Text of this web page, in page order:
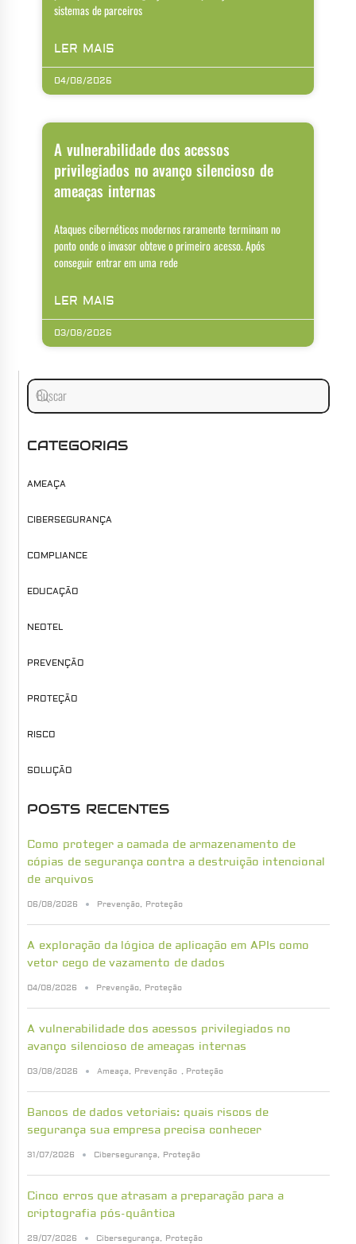
sistemas de parceiros
LER MAIS
04/08/2026
A vulnerabilidade dos acessos
privilegiados no avanço silencioso de
ameaças internas
Ataques cibernéticos modernos raramente terminam no
ponto onde o invasor obteve o primeiro acesso. Após
conseguir entrar em uma rede
LER MAIS
03/08/2026
CATEGORIAS
AMEAÇA
CIBERSEGURANÇA
COMPLIANCE
EDUCAÇÃO
NEOTEL
PREVENÇÃO
PROTEÇÃO
RISCO
SOLUÇÃO
POSTS RECENTES
Como proteger a camada de armazenamento de
cópias de segurança contra a destruição intencional
de arquivos
06/08/2026 Prevenção, Proteção
A exploração da lógica de aplicação em APIs como
vetor cego de vazamento de dados
04/08/2026 Prevenção, Proteção
A vulnerabilidade dos acessos privilegiados no
avanço silencioso de ameaças internas
03/08/2026 Ameaça, Prevenção , Proteção
Bancos de dados vetoriais: quais riscos de
segurança sua empresa precisa conhecer
31/07/2026 Cibersegurança, Proteção
Cinco erros que atrasam a preparação para a
criptografia pós-quântica
29/07/2026 Cibersegurança, Proteção